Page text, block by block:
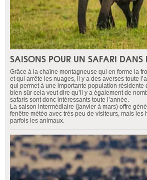
SAISONS POUR UN SAFARI
Grâce à la chaîne montagneuse qui en forme la
et qui arrête les nuages, il y a des averses toute
qui permet à une importante population résidente
bien sûr cela veut dire qu’il y a également de
safaris sont donc intéressants toute l’année.
La saison intermédiaire (janvier à mars) offre
fenêtre météo avec très peu de visiteurs, mais les
parfois les animaux.